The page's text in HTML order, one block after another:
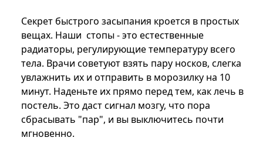
Секрет быстрого засыпания кроется в простых
вещах. Наши стопы - это естественные
радиаторы, регулирующие температуру всего
тела. Врачи советуют взять пару носков, слегка
увлажнить их и отправить в морозилку на 10
минут. Наденьте их прямо перед тем, как лечь в
постель. Это даст сигнал мозгу, что пора
сбрасывать "пар", и вы выключитесь почти
мгновенно.